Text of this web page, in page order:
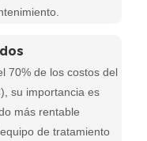
70% de los costos del
su importancia es
más rentable
de tratamiento